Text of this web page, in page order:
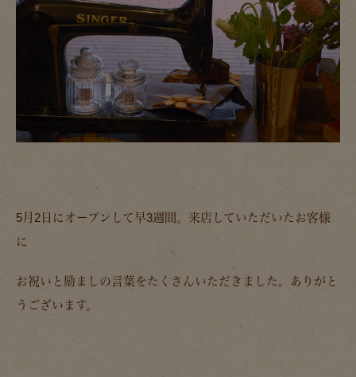
5月2日にオープンして早3週間。来店していただいたお客様
に
お祝いと励ましの言葉をたくさんいただきました。ありがと
うございます。